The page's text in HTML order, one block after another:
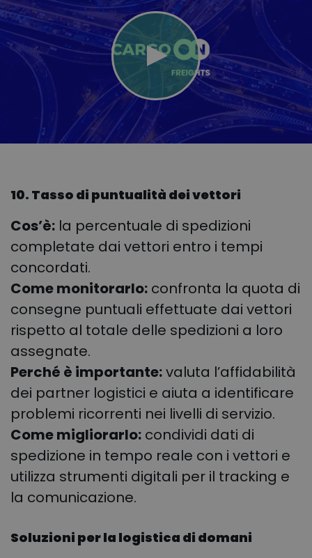
10. Tasso di puntualità dei vettori
Cos’è: la percentuale di spedizioni
completate dai vettori entro i tempi
concordati.
Come monitorarlo: confronta la quota di
consegne puntuali effettuate dai vettori
rispetto al totale delle spedizioni a loro
assegnate.
Perché è importante:valuta l’affidabilità
dei partner logistici e aiuta a identificare
problemi ricorrenti nei livelli di servizio.
Come migliorarlo: condividi dati di
spedizione in tempo reale con i vettori e
utilizza strumenti digitali per il tracking e
la comunicazione.
Soluzioni per la logistica di domani